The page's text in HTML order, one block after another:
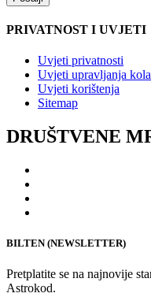
PRIVATNOST I UVJETI
Uvjeti privatnosti
Uvjeti upravljanja
Uvjeti korištenja
Sitemap
DRUŠTVENE
BILTEN (NEWSLETTER)
Pretplatite se na najnovije
Astrokod.